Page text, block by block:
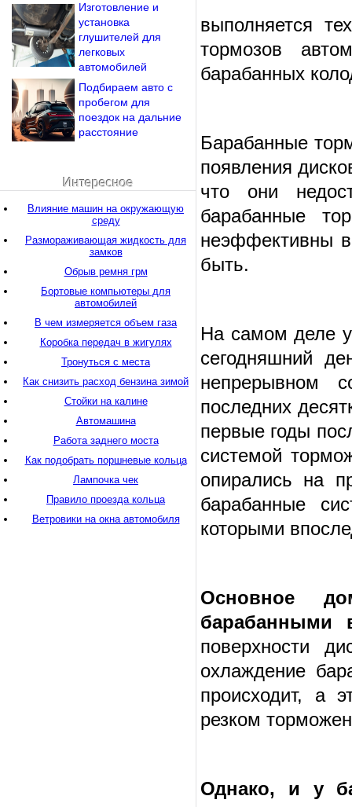
выполняется
тормозов
барабанных
Барабанные
появления
что они
барабанные
неэффективны
быть.
На самом деле у
сегодняшний
непрерывном
последних
первые годы
системой
опирались на
барабанные
которыми
Основное
барабанными
поверхности
охлаждение
происходит, а
резком
Однако, и у
Изготовление и
установка
глушителей для
легковых
автомобилей
Подбираем авто с
пробегом для
поездок на дальние
расстояние
Интересное
Влияние машин на окружающую
среду
Размораживающая жидкость для
замков
Обрыв ремня грм
Бортовые компьютеры для
автомобилей
В чем измеряется объем газа
Коробка передач в жигулях
Тронуться с места
Как снизить расход бензина зимой
Стойки на калине
Автомашина
Работа заднего моста
Как подобрать поршневые кольца
Лампочка чек
Правило проезда кольца
Ветровики на окна автомобиля